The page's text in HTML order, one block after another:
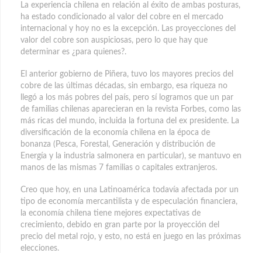
La experiencia chilena en relación al éxito de ambas posturas,
ha estado condicionado al valor del cobre en el mercado
internacional y hoy no es la excepción. Las proyecciones del
valor del cobre son auspiciosas, pero lo que hay que
determinar es ¿para quienes?.
El anterior gobierno de Piñera, tuvo los mayores precios del
cobre de las últimas décadas, sin embargo, esa riqueza no
llegó a los más pobres del país, pero sí logramos que un par
de familias chilenas aparecieran en la revista Forbes, como las
más ricas del mundo, incluida la fortuna del ex presidente. La
diversificación de la economía chilena en la época de
bonanza (Pesca, Forestal, Generación y distribución de
Energía y la industria salmonera en particular), se mantuvo en
manos de las mismas 7 familias o capitales extranjeros.
Creo que hoy, en una Latinoamérica todavía afectada por un
tipo de economía mercantilista y de especulación financiera,
la economía chilena tiene mejores expectativas de
crecimiento, debido en gran parte por la proyección del
precio del metal rojo, y esto, no está en juego en las próximas
elecciones.